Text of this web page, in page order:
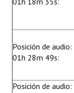
Posición de audio:
01h 28m 49s:
Posición de audio: